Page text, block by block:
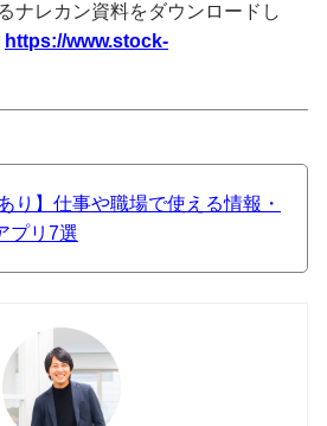
ナレカン資料をダウンロードし
https://www.stock-
り】仕事や職場で使える情報・
プリ7選